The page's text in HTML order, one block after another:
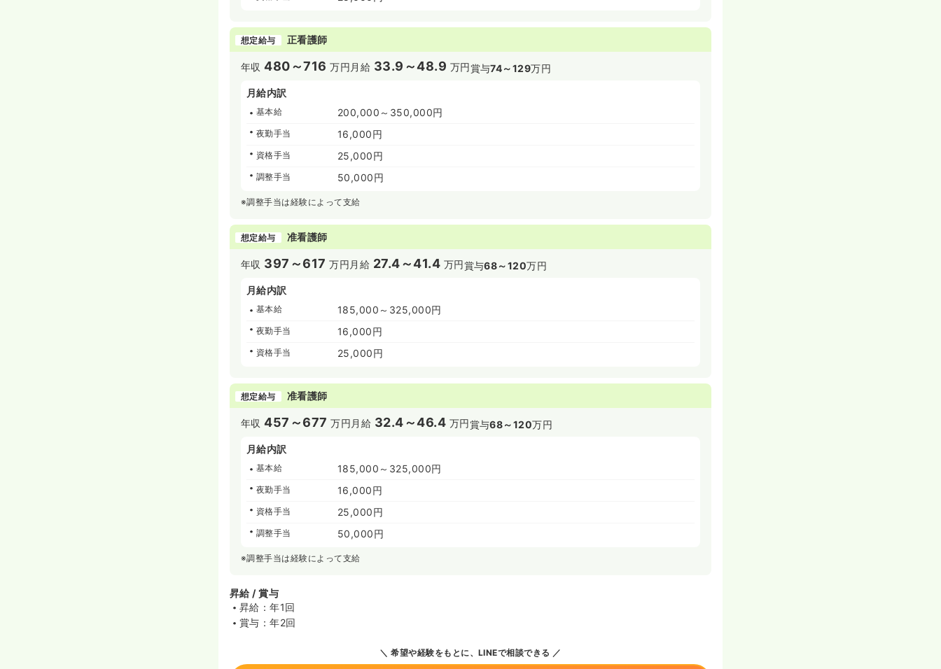
想定給与 正看護師
年収480～716 万円 月給 33.9～48.9 万円賞与74～129万円
月給内訳
基本給 200,000～350,000円
夜勤手当 16,000円
資格手当 25,000円
調整手当 50,000円
※調整手当は経験によって支給
想定給与 准看護師
年収 397～617 万円 月給 27.4～41.4 万円賞与68～120万円
月給内訳
基本給 185,000～325,000円
夜勤手当 16,000円
資格手当 25,000円
想定給与 准看護師
年収457～677 万円 月給 32.4～46.4 万円賞与68～120万円
月給内訳
基本給 185,000～325,000円
夜勤手当 16,000円
資格手当 25,000円
調整手当 50,000円
※調整手当は経験によって支給
昇給 / 賞与
昇給：年1回
賞与：年2回
希望や経験をもとに、LINEで相談できる